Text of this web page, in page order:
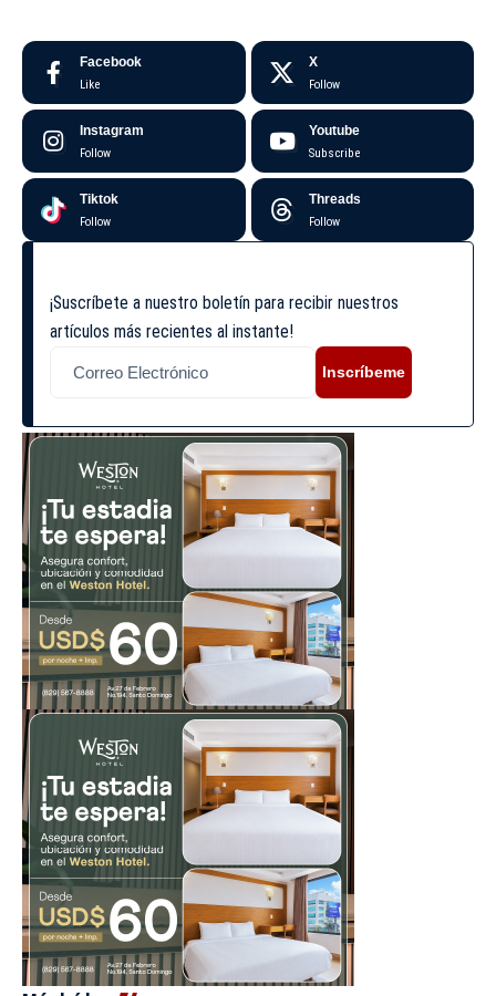
Facebook
Like
X
Follow
Instagram
Follow
Youtube
Subscribe
Tiktok
Follow
Threads
Follow
¡Suscríbete a nuestro boletín para recibir nuestros
artículos más recientes al instante!
Inscríbeme